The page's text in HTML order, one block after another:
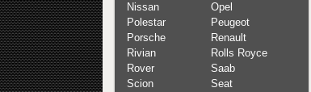
Nissan
Opel
Polestar
Peugeot
Porsche
Renault
Rivian
Rolls Royce
Rover
Saab
Scion
Seat